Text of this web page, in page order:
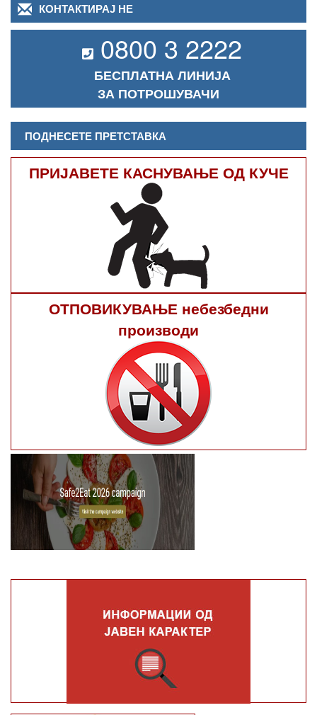
КОНТАКТИРАЈ НЕ
0800 3 2222
БЕСПЛАТНА ЛИНИЈА
ЗА ПОТРОШУВАЧИ
ПОДНЕСЕТЕ ПРЕТСТАВКА
ПРИЈАВЕТЕ КАСНУВАЊЕ ОД КУЧЕ
ОТПОВИКУВАЊЕ небезбедни
производи